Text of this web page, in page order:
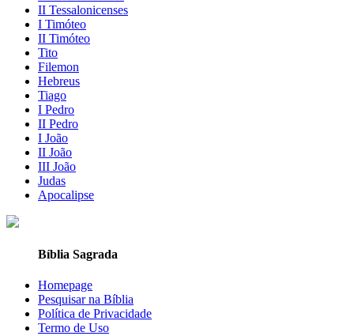
II Tessalonicenses
I Timóteo
II Timóteo
Tito
Filemon
Hebreus
Tiago
I Pedro
II Pedro
I João
II João
III João
Judas
Apocalipse
Bíblia Sagrada
Homepage
Pesquisar na Bíblia
Política de Privacidade
Termo de Uso